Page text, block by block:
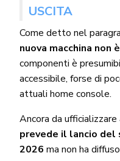
USCITA
Come detto nel
nuova macchina non
componenti è
accessibile, forse di
attuali home console.
Ancora da
prevede il lancio del
2026 ma non ha